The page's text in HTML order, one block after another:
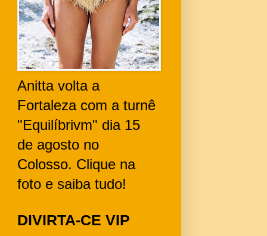
Anitta volta a
Fortaleza com a turnê
"Equilíbrivm" dia 15
de agosto no
Colosso. Clique na
foto e saiba tudo!
DIVIRTA-CE VIP